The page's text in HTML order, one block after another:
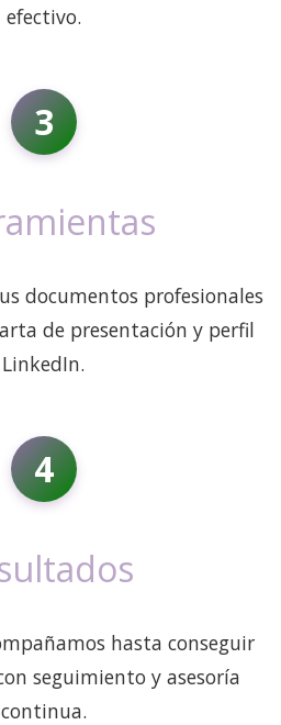
efectivo.
3
documentos profesionales
de presentación y perfil
LinkedIn.
4
hasta conseguir
seguimiento y asesoría
continua.